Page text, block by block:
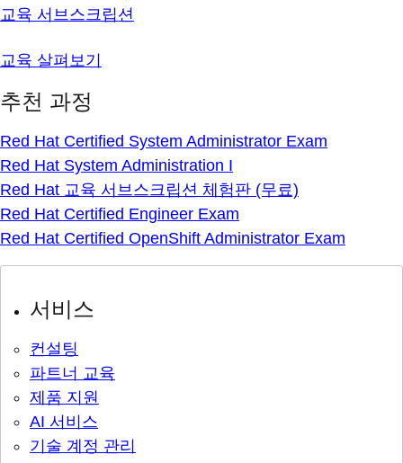
교육 서브스크립션
교육 살펴보기
추천 과정
Red Hat Certified System Administrator Exam
Red Hat System Administration I
Red Hat 교육 서브스크립션 체험판 (무료)
Red Hat Certified Engineer Exam
Red Hat Certified OpenShift Administrator Exam
서비스
컨설팅
파트너 교육
제품 지원
AI 서비스
기술 계정 관리